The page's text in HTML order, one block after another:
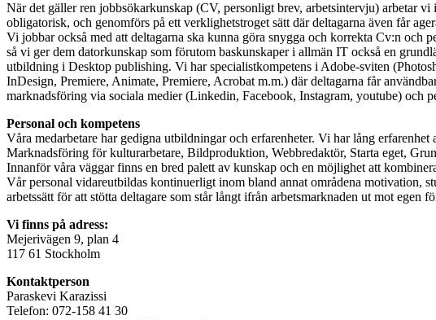
När det gäller ren jobbsökarkunskap (CV, personligt brev, arbetsintervju) arbetar
obligatorisk, och genomförs på ett verklighetstroget sätt där deltagarna även får
Vi jobbar också med att deltagarna ska kunna göra snygga och korrekta Cv:n och
så vi ger dem datorkunskap som förutom baskunskaper i allmän IT också en
utbildning i Desktop publishing. Vi har specialistkompetens i Adobe-sviten
InDesign, Premiere, Animate, Premiere, Acrobat m.m.) där deltagarna får
marknadsföring via sociala medier (Linkedin, Facebook, Instagram, youtube) och
Personal och kompetens
Våra medarbetare har gedigna utbildningar och erfarenheter. Vi har lång
Marknadsföring för kulturarbetare, Bildproduktion, Webbredaktör, Starta eget,
Innanför våra väggar finns en bred palett av kunskap och en möjlighet att
Vår personal vidareutbildas kontinuerligt inom bland annat områdena motivation,
arbetssätt för att stötta deltagare som står långt ifrån arbetsmarknaden ut mot
Vi finns på adress:
Mejerivägen 9, plan 4
117 61 Stockholm
Kontaktperson
Paraskevi Karazissi
Telefon: 072-158 41 30